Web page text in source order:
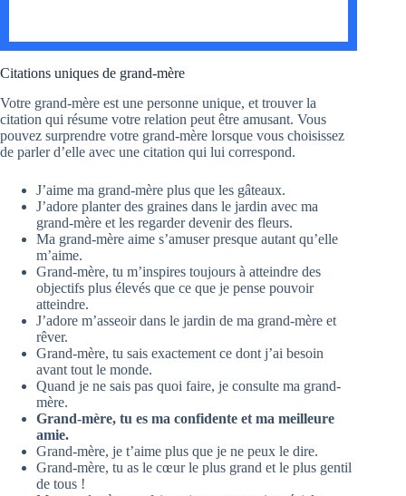
Citations uniques de grand-mère
Votre grand-mère est une personne unique, et trouver la
citation qui résume votre relation peut être amusant. Vous
pouvez surprendre votre grand-mère lorsque vous choisissez
de parler d’elle avec une citation qui lui correspond.
J’aime ma grand-mère plus que les gâteaux.
J’adore planter des graines dans le jardin avec ma
grand-mère et les regarder devenir des fleurs.
Ma grand-mère aime s’amuser presque autant qu’elle
m’aime.
Grand-mère, tu m’inspires toujours à atteindre des
objectifs plus élevés que ce que je pense pouvoir
atteindre.
J’adore m’asseoir dans le jardin de ma grand-mère et
rêver.
Grand-mère, tu sais exactement ce dont j’ai besoin
avant tout le monde.
Quand je ne sais pas quoi faire, je consulte ma grand-
mère.
Grand-mère, tu es ma confidente et ma meilleure
amie.
Grand-mère, je t’aime plus que je ne peux le dire.
Grand-mère, tu as le cœur le plus grand et le plus gentil
de tous !